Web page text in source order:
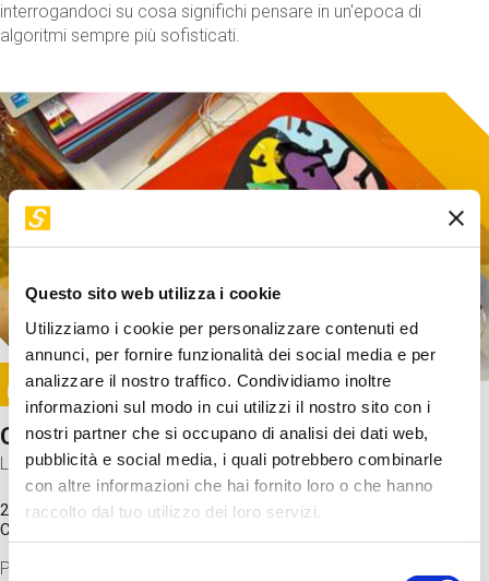
Questo sito web utilizza i cookie
Utilizziamo i cookie per personalizzare contenuti ed
annunci, per fornire funzionalità dei social media e per
analizzare il nostro traffico. Condividiamo inoltre
informazioni sul modo in cui utilizzi il nostro sito con i
nostri partner che si occupano di analisi dei dati web,
pubblicità e social media, i quali potrebbero combinarle
con altre informazioni che hai fornito loro o che hanno
raccolto dal tuo utilizzo dei loro servizi.
Selezione
interrogandoci su cosa significhi pensare in un'epoca di
algoritmi sempre più sofisticati.
Image
SUNDAY@STEP
Come funziona il cervello?
Laboratorio
20 Set 2026 / 11:15 - 13:00
Costo
Proveremo a costruire un cervello in cartoncino cercando di